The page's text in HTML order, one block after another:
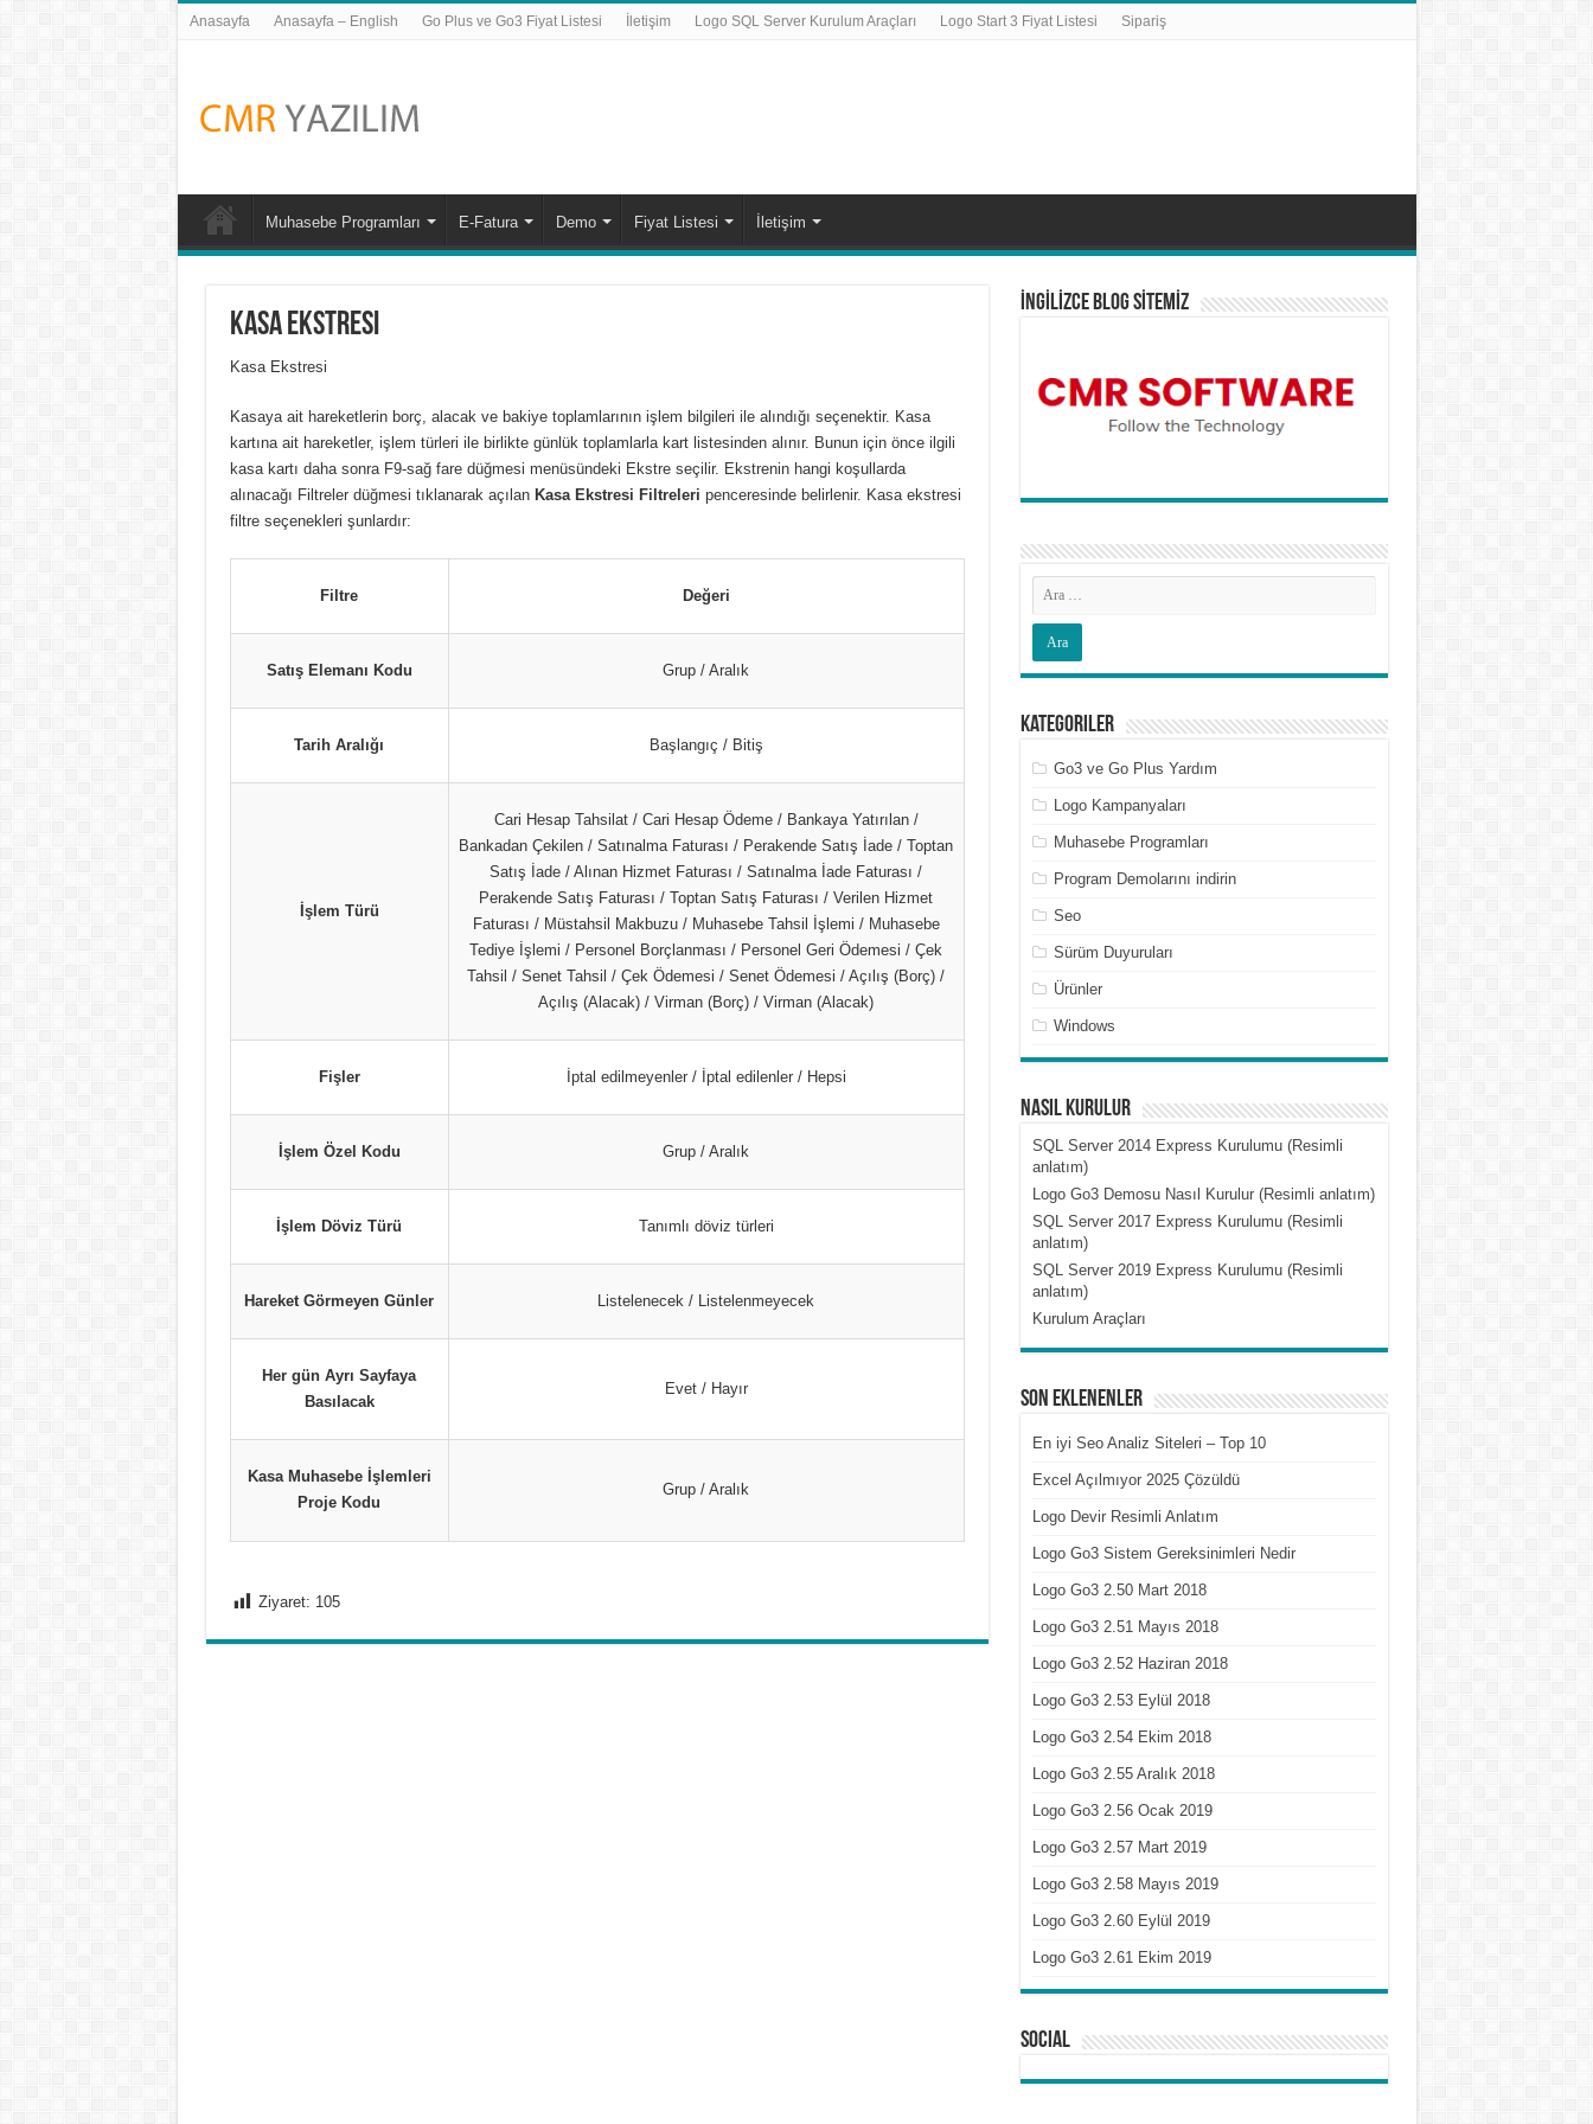
Anasayfa Anasayfa – English Go Plus ve Go3 Fiyat Listesi İletişim Logo SQL Server Kurulum Araçları Logo Start 3 Fiyat Listesi Sipariş
Muhasebe Programları E-Fatura Demo Fiyat Listesi İletişim
Kasa Ekstresi
Kasa Ekstresi
Kasaya ait hareketlerin borç, alacak ve bakiye toplamlarının işlem bilgileri ile alındığı seçenektir. Kasa
kartına ait hareketler, işlem türleri ile birlikte günlük toplamlarla kart listesinden alınır. Bunun için önce ilgili
kasa kartı daha sonra F9-sağ fare düğmesi menüsündeki Ekstreseçilir. Ekstrenin hangi koşullarda
alınacağı Filtrelerdüğmesi tıklanarak açılan Kasa Ekstresi Filtreleri penceresinde belirlenir. Kasa ekstresi
filtre seçenekleri şunlardır:
Filtre Değeri
Satış Elemanı Kodu Grup / Aralık
Tarih Aralığı Başlangıç / Bitiş
İşlem Türü
Cari Hesap Tahsilat / Cari Hesap Ödeme / Bankaya Yatırılan /
Bankadan Çekilen / Satınalma Faturası / Perakende Satış İade / Toptan
Satış İade / Alınan Hizmet Faturası / Satınalma İade Faturası /
Perakende Satış Faturası / Toptan Satış Faturası / Verilen Hizmet
Faturası / Müstahsil Makbuzu / Muhasebe Tahsil İşlemi / Muhasebe
Tediye İşlemi / Personel Borçlanması / Personel Geri Ödemesi / Çek
Tahsil / Senet Tahsil / Çek Ödemesi / Senet Ödemesi / Açılış (Borç) /
Açılış (Alacak) / Virman (Borç) / Virman (Alacak)
Fişler İptal edilmeyenler / İptal edilenler / Hepsi
İşlem Özel Kodu Grup / Aralık
İşlem Döviz Türü Tanımlı döviz türleri
Hareket Görmeyen Günler Listelenecek / Listelenmeyecek
Her gün Ayrı Sayfaya
Basılacak
Evet / Hayır
Kasa Muhasebe İşlemleri
Proje Kodu
Grup / Aralık
Ziyaret: 105
İNGİLİZCE BLOG SİTEMİZ
Kategoriler
Go3 ve Go Plus Yardım
Logo Kampanyaları
Muhasebe Programları
Program Demolarını indirin
Seo
Sürüm Duyuruları
Ürünler
Windows
Nasıl Kurulur
SQL Server 2014 Express Kurulumu (Resimli
anlatım)
Logo Go3 Demosu Nasıl Kurulur (Resimli anlatım)
SQL Server 2017 Express Kurulumu (Resimli
anlatım)
SQL Server 2019 Express Kurulumu (Resimli
anlatım)
Kurulum Araçları
Son Eklenenler
En iyi Seo Analiz Siteleri – Top 10
Excel Açılmıyor 2025 Çözüldü
Logo Devir Resimli Anlatım
Logo Go3 Sistem Gereksinimleri Nedir
Logo Go3 2.50 Mart 2018
Logo Go3 2.51 Mayıs 2018
Logo Go3 2.52 Haziran 2018
Logo Go3 2.53 Eylül 2018
Logo Go3 2.54 Ekim 2018
Logo Go3 2.55 Aralık 2018
Logo Go3 2.56 Ocak 2019
Logo Go3 2.57 Mart 2019
Logo Go3 2.58 Mayıs 2019
Logo Go3 2.60 Eylül 2019
Logo Go3 2.61 Ekim 2019
Social